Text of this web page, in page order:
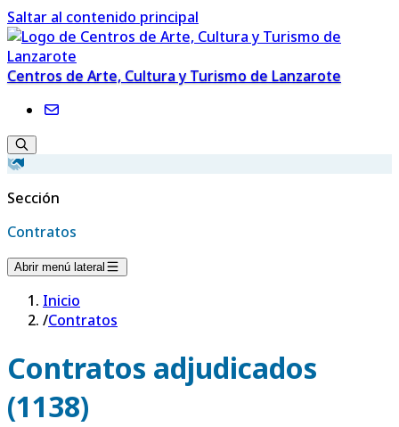
Saltar al contenido principal
Centros de Arte, Cultura y Turismo de Lanzarote
Sección
Contratos
Abrir menú lateral
Inicio
/Contratos
Contratos adjudicados
(1138)